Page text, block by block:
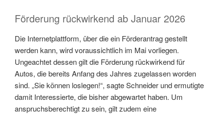
Förderung rückwirkend ab Januar 2026
Die Internetplattform, über die ein Förderantrag gestellt
werden kann, wird voraussichtlich im Mai vorliegen.
Ungeachtet dessen gilt die Förderung rückwirkend für
Autos, die bereits Anfang des Jahres zugelassen worden
sind. „Sie können loslegen!“, sagte Schneider und ermutigte
damit Interessierte, die bisher abgewartet haben. Um
anspruchsberechtigt zu sein, gilt zudem eine